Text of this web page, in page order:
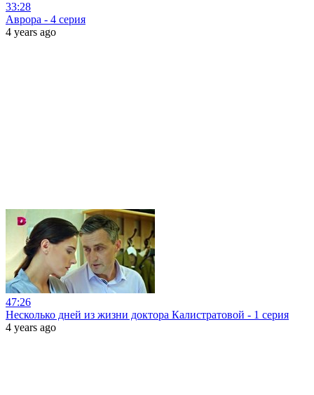
33:28
Аврора - 4 серия
4 years ago
47:26
Несколько дней из жизни доктора Калистратовой - 1 серия
4 years ago